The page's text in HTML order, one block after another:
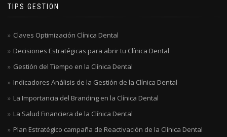
TIPS GESTION
Claves Optimización Clínica Dental
Decisiones Estratégicas para abrir tu Clínica Dental
Gestión del Tiempo en la Clínica Dental
Indicadores Análisis de la Gestión de la Clínica Dental
La Importancia del Branding en la Clínica Dental
La Salud Financiera de la Clínica Dental
Plan Estratégico campaña de Reactivación de la Clínica Dental